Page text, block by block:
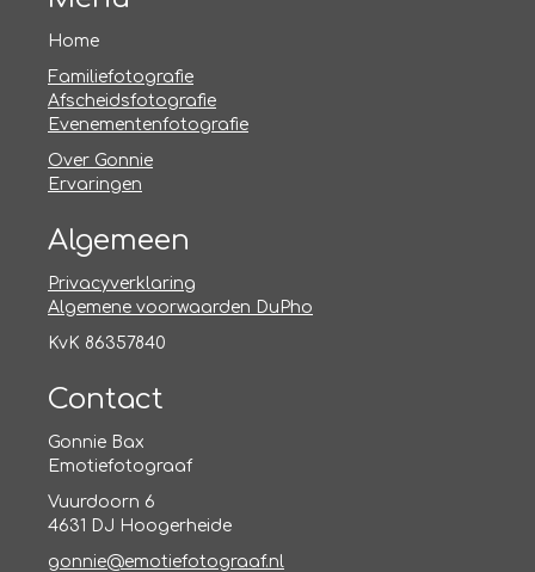
Home
Familiefotografie
Afscheidsfotografie
Evenementenfotografie
Over Gonnie
Ervaringen
Algemeen
Privacyverklaring
Algemene voorwaarden DuPho
KvK 86357840
Contact
Gonnie Bax
Emotiefotograaf
Vuurdoorn 6
4631 DJ Hoogerheide
gonnie@emotiefotograaf.nl